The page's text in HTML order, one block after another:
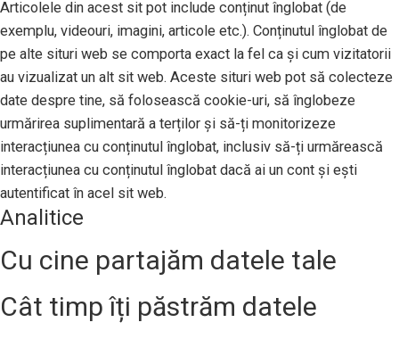
Articolele din acest sit pot include conținut înglobat (de
exemplu, videouri, imagini, articole etc.). Conținutul înglobat de
pe alte situri web se comporta exact la fel ca și cum vizitatorii
au vizualizat un alt sit web. Aceste situri web pot să colecteze
date despre tine, să folosească cookie-uri, să înglobeze
urmărirea suplimentară a terților și să-ți monitorizeze
interacțiunea cu conținutul înglobat, inclusiv să-ți urmărească
interacțiunea cu conținutul înglobat dacă ai un cont și ești
autentificat în acel sit web.
Analitice
Cu cine partajăm datele tale
Cât timp îți păstrăm datele